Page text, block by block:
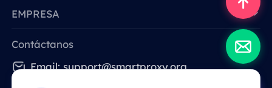
EMPRESA
Contáctanos
Email: support@smartproxy.org